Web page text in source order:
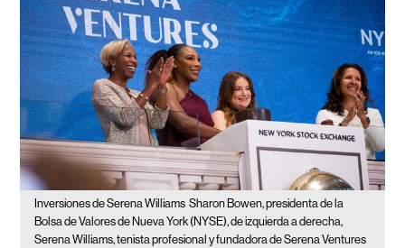
Inversiones de Serena Williams Sharon Bowen, presidenta de la
Bolsa de Valores de Nueva York (NYSE), de izquierda a derecha,
Serena Williams, tenista profesional y fundadora de Serena Ventures